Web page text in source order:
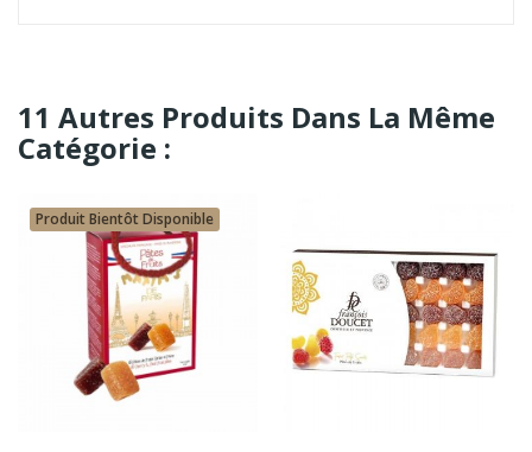
11 Autres Produits Dans La Même
Catégorie :
Produit Bientôt Disponible